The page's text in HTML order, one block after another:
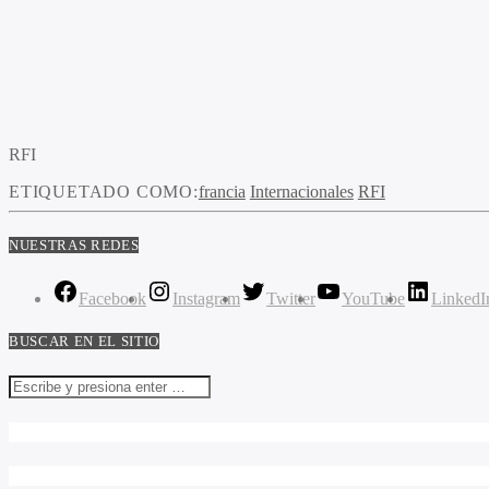
RFI
ETIQUETADO COMO:francia Internacionales RFI
NUESTRAS REDES
Facebook Instagram Twitter YouTube
BUSCAR EN EL SITIO